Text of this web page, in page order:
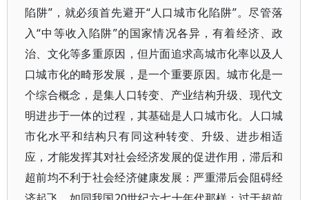
陷阱”，就必须首先避开“人口城市化陷阱”。尽管落
入“中等收入陷阱”的国家情况各异，有着经济、政
治、文化等多重原因，但片面追求高城市化率以及人
口城市化的畸形发展，是一个重要原因。城市化是一
个综合概念，是集人口转变、产业结构升级、现代文
明进步于一体的过程，其基础是人口城市化。人口城
市化水平和结构只有同这种转变、升级、进步相适
应，才能发挥其对社会经济发展的促进作用，滞后和
超前均不利于社会经济健康发展：严重滞后会阻碍经